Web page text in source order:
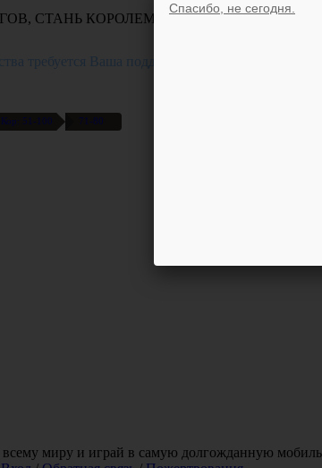
СТАНЬ КОРОЛЕМ!
требуется Ваша поддержка в борьбе с рекламой.
Кор: 51-100 71-80
всему миру и играй в самую долгожданную
Спасибо, не сегодня.